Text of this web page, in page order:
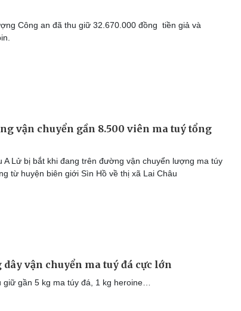
Công an đã thu giữ 32.670.000 đồng tiền giả và
vận chuyển gần 8.500 viên ma tuý tổng
A Lử bị bắt khi đang trên đường vận chuyển lượng ma túy
từ huyện biên giới Sìn Hồ về thị xã Lai Châu
dây vận chuyển ma tuý đá cực lớn
giữ gần 5 kg ma túy đá, 1 kg heroine…